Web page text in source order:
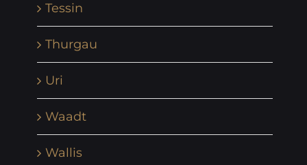
Tessin
Thurgau
Uri
Waadt
Wallis